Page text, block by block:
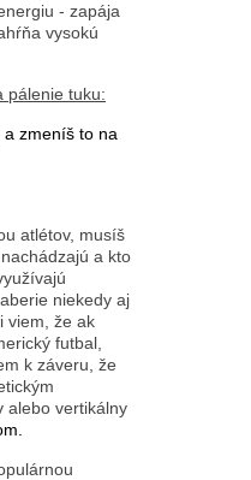
- zapája
vysokú
pálenie tuku:
zmeníš to na
atlétov, musíš
a kto
niekedy aj
viem, že ak
futbal,
k záveru, že
alebo vertikálny